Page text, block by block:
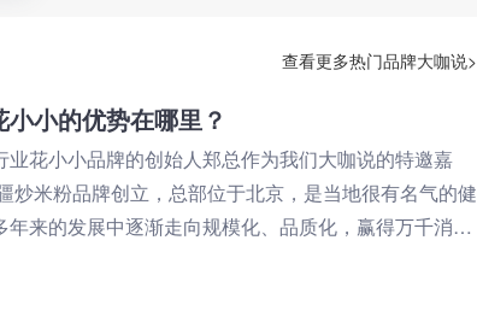
查看更多热门品牌大咖说>
小的优势在哪里？
业花小小品牌的创始人郑总作为我们大咖说的特邀嘉
炒米粉品牌创立，总部位于北京，是当地很有名气的健
年来的发展中逐渐走向规模化、品质化，赢得万千消费
业中掀起火热